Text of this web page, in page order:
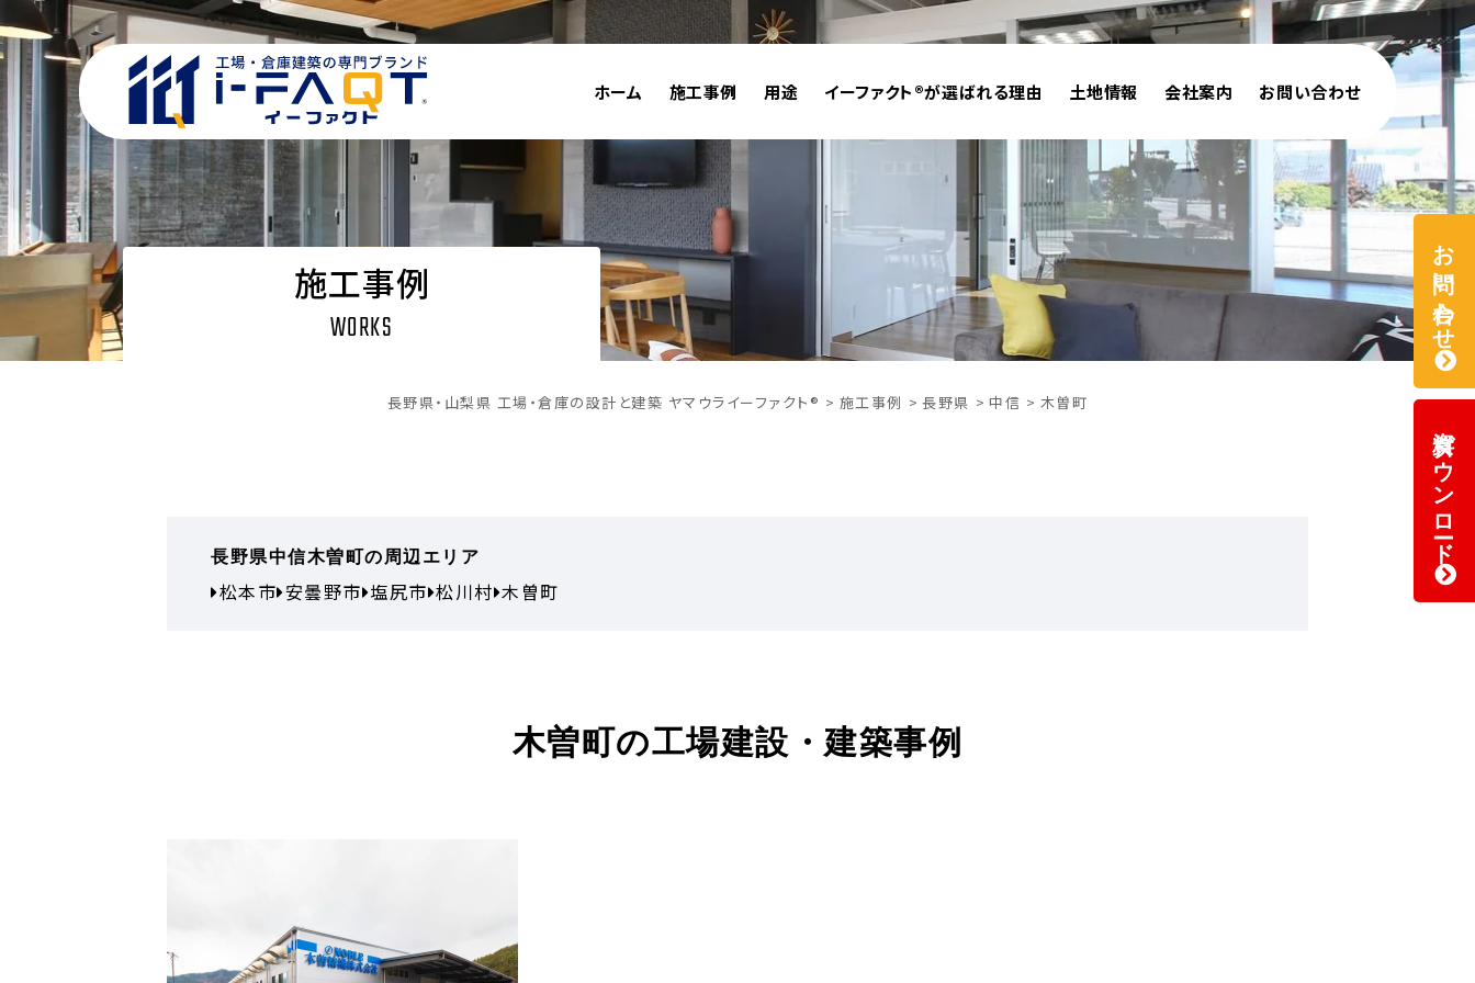
ホーム 施工事例 用途 イーファクト®が選ばれる理由 土地情報 会社案内 お問い合わせ
お問い合わせ
資料ダウンロード
施工事例
WORKS
長野県・山梨県 工場・倉庫の設計と建築 ヤマウライーファクト® 施工事例 長野県 中信 木曽町
長野県中信木曽町の周辺エリア
松本市 安曇野市 塩尻市 松川村 木曽町
木曽町の工場建設・建築事例